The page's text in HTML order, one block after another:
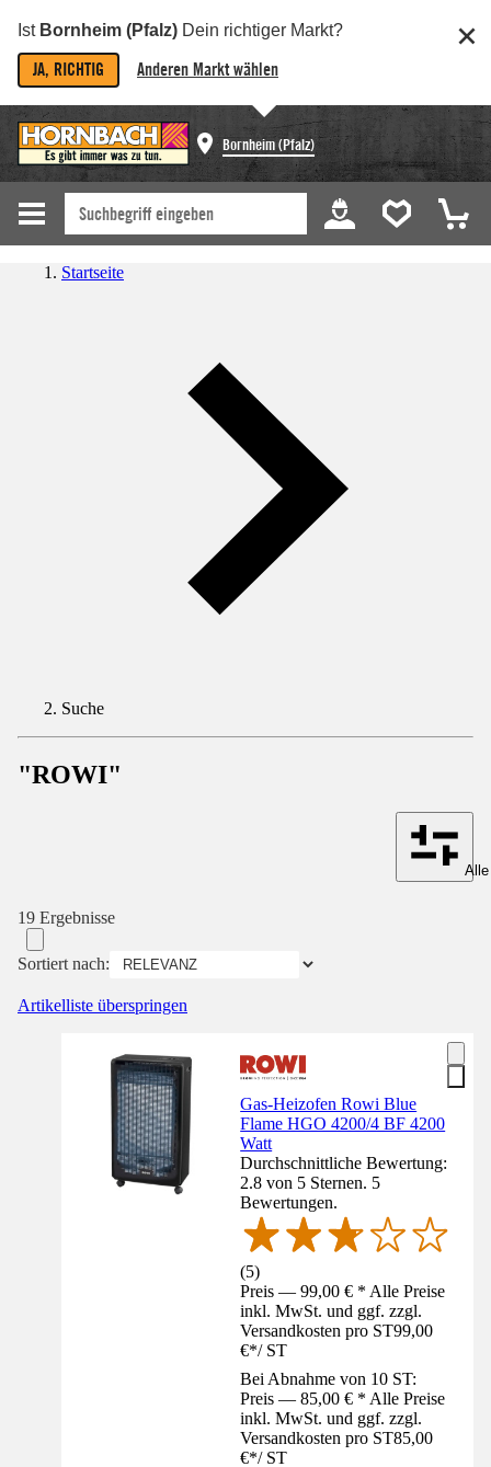
Ist Bornheim (Pfalz) Dein richtiger Markt?
JA, RICHTIG Anderen Markt wählen
Bornheim (Pfalz)
Startseite
Suche
"ROWI"
19 Ergebnisse
Sortiert nach:
Artikelliste überspringen
Gas-Heizofen Rowi Blue
Flame HGO 4200/4 BF 4200
Watt
Durchschnittliche Bewertung:
2.8 von 5 Sternen. 5
Bewertungen.
(5)
Preis — 99,00 € * Alle Preise
inkl. MwSt. und ggf. zzgl.
Versandkosten pro ST99,00
€*/ ST
Bei Abnahme von 10 ST:
Preis — 85,00 € * Alle Preise
inkl. MwSt. und ggf. zzgl.
Versandkosten pro ST85,00
€*/ ST